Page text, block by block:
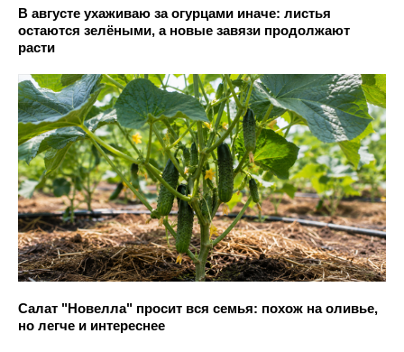
В августе ухаживаю за огурцами иначе: листья
остаются зелёными, а новые завязи продолжают
расти
Салат "Новелла" просит вся семья: похож на оливье,
но легче и интереснее